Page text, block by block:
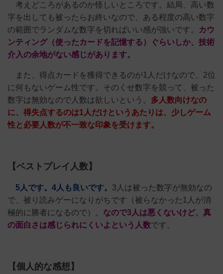
考えどころがあるのか怪しいところです。結局、高い数
字を出しても被ったらお終いなので、ある程度の高い数字
の範囲でランダムな数字を切ればいい感が強いです。
カウ
ンティング（使ったカードを記憶する）ぐらいしか、技術
介入の余地がない感じがあります。
また、得点カードを獲得できるのが1人だけなので、2位
に何もないゲーム性です。そのくせ数字を競って、被った
数字は無効なので人数は欲しいという。 多人数向けなの
に、得失点するのは1人だけというあたりは、少しゲーム
性と必要人数が不一致な印象を受けます。
【ベストプレイ人数】
5人です。4人も良いです。 3人は被った数字が無効なの
で、被り読みゲーになりがちです（被らなかった1人が消
極的に勝者になるので）。 なので3人は悪くないけど、真
の面白さは感じられにくいよという人数です。
【個人的な感想】